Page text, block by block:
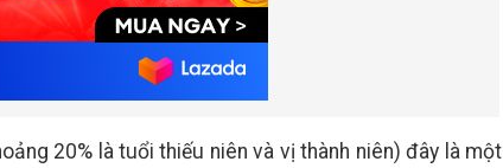
20% là tuổi thiếu niên và vị thành niên) đây là một